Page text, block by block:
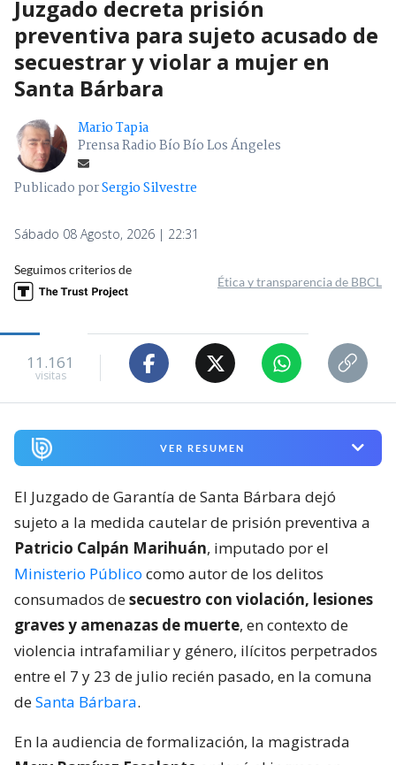
Juzgado decreta prisión
preventiva para sujeto acusado de
secuestrar y violar a mujer en
Santa Bárbara
Mario Tapia
Prensa Radio Bío Bío Los Ángeles
Publicado porSergio Silvestre
Sábado 08 Agosto, 2026 | 22:31
Seguimos criterios de
Ética y transparencia de BBCL
11.161
visitas
VER RESUMEN
El Juzgado de Garantía de Santa Bárbara dejó
sujeto a la medida cautelar de prisión preventiva a
Patricio Calpán Marihuán, imputado por el
Ministerio Público como autor de los delitos
consumados desecuestro con violación, lesiones
graves y amenazas de muerte, en contexto de
violencia intrafamiliar y género, ilícitos perpetrados
entre el 7 y 23 de julio recién pasado, en la comuna
deSanta Bárbara.
En la audiencia de formalización, la magistrada